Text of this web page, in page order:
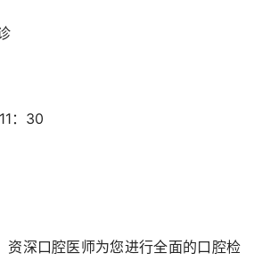
：30
资深口腔医师为您进行全面的口腔检